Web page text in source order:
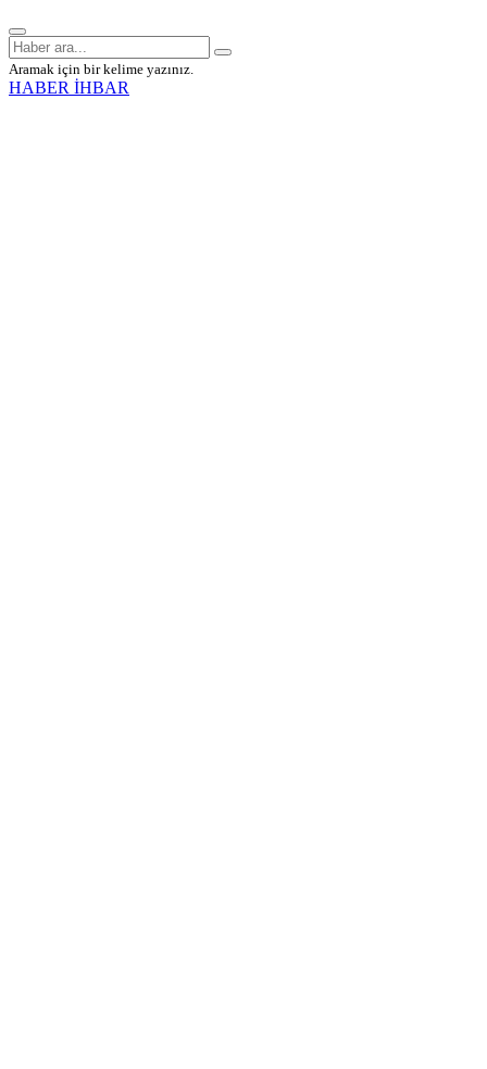
Aramak için bir kelime yazınız.
HABER İHBAR